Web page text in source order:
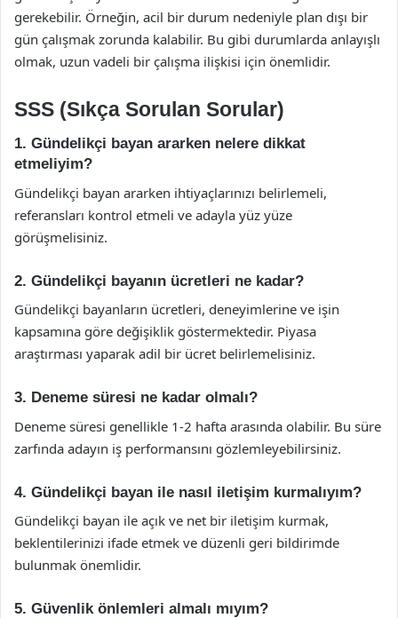
gerekebilir. Örneğin, acil bir durum nedeniyle plan dışı bir
gün çalışmak zorunda kalabilir. Bu gibi durumlarda anlayışlı
olmak, uzun vadeli bir çalışma ilişkisi için önemlidir.
SSS (Sıkça Sorulan Sorular)
1. Gündelikçi bayan ararken nelere dikkat
etmeliyim?
Gündelikçi bayan ararken ihtiyaçlarınızı belirlemeli,
referansları kontrol etmeli ve adayla yüz yüze
görüşmelisiniz.
2. Gündelikçi bayanın ücretleri ne kadar?
Gündelikçi bayanların ücretleri, deneyimlerine ve işin
kapsamına göre değişiklik göstermektedir. Piyasa
araştırması yaparak adil bir ücret belirlemelisiniz.
3. Deneme süresi ne kadar olmalı?
Deneme süresi genellikle 1-2 hafta arasında olabilir. Bu süre
zarfında adayın iş performansını gözlemleyebilirsiniz.
4. Gündelikçi bayan ile nasıl iletişim kurmalıyım?
Gündelikçi bayan ile açık ve net bir iletişim kurmak,
beklentilerinizi ifade etmek ve düzenli geri bildirimde
bulunmak önemlidir.
5. Güvenlik önlemleri almalı mıyım?